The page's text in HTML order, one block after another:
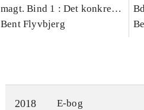
magt. Bind 1 : Det konkretes
videnskab
Bent Flyvbjerg
2018 E-bog